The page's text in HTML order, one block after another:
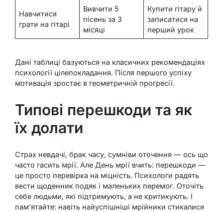
Навчитися
грати на гітарі
Вивчити 5
пісень за 3
місяці
Купити гітару й
записатися на
перший урок
Дані таблиці базуються на класичних рекомендаціях
психології цілепокладання. Після першого успіху
мотивація зростає в геометричній прогресії.
Типові перешкоди та як
їх долати
Страх невдачі, брак часу, сумніви оточення — ось що
часто гасить мрії. Але День мрії вчить: перешкоди —
це просто перевірка на міцність. Психологи радять
вести щоденник подяк і маленьких перемог. Оточіть
себе людьми, які підтримують, а не критикують. І
пам’ятайте: навіть найуспішніші мрійники стикалися